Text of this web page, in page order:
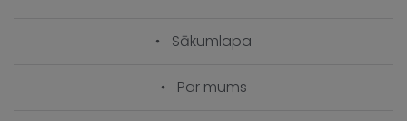
Sākumlapa
Par mums